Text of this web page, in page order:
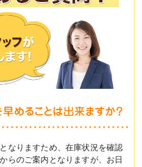
なりますため、在庫状況を確認
らのご案内となりますが、お日